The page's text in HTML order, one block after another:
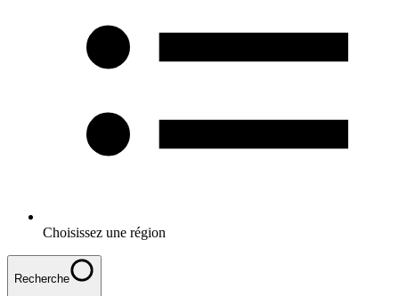
Choisissez une région
Recherche